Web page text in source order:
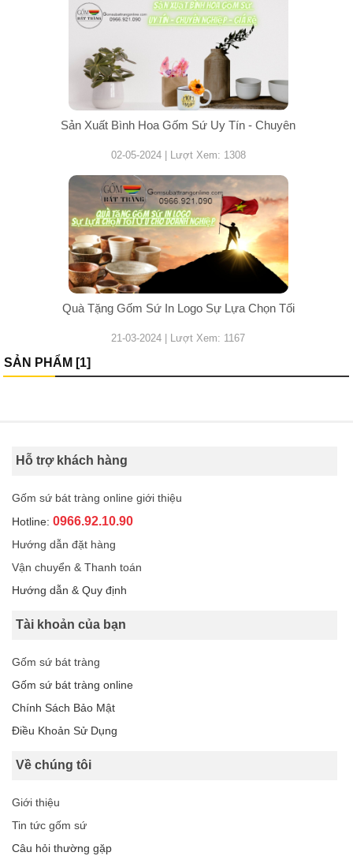
Sản Xuất Bình Hoa Gốm Sứ Uy Tín - Chuyên
02-05-2024 | Lượt Xem: 1308
Quà Tặng Gốm Sứ In Logo Sự Lựa Chọn Tối
21-03-2024 | Lượt Xem: 1167
SẢN PHẨM [1]
Hỗ trợ khách hàng
Gốm sứ bát tràng online giới thiệu
Hotline: 0966.92.10.90
Hướng dẫn đặt hàng
Vận chuyển & Thanh toán
Hướng dẫn & Quy định
Tài khoản của bạn
Gốm sứ bát tràng
Gốm sứ bát tràng online
Chính Sách Bảo Mật
Điều Khoản Sử Dụng
Về chúng tôi
Giới thiệu
Tin tức gốm sứ
Câu hỏi thường gặp